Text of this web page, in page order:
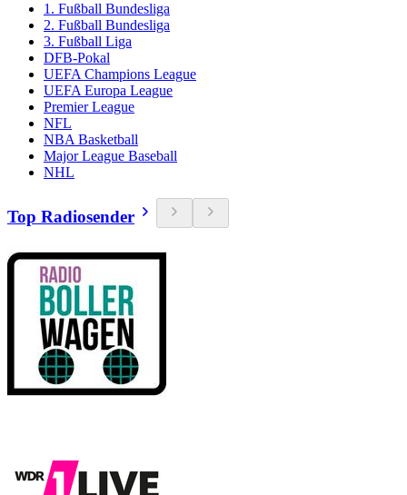
1. Fußball Bundesliga
2. Fußball Bundesliga
3. Fußball Liga
DFB-Pokal
UEFA Champions League
UEFA Europa League
Premier League
NFL
NBA Basketball
Major League Baseball
NHL
Top Radiosender